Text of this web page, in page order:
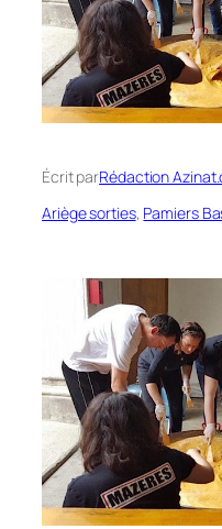
Écrit parRédaction
Ariège sorties, Pamiers